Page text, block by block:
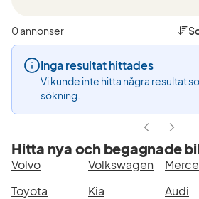
0 annonser
Inga resultat hittades
Vi kunde inte hitta några resultat
sökning.
Hitta nya och begagnade
Volvo Volkswagen
Toyota
Kia Audi